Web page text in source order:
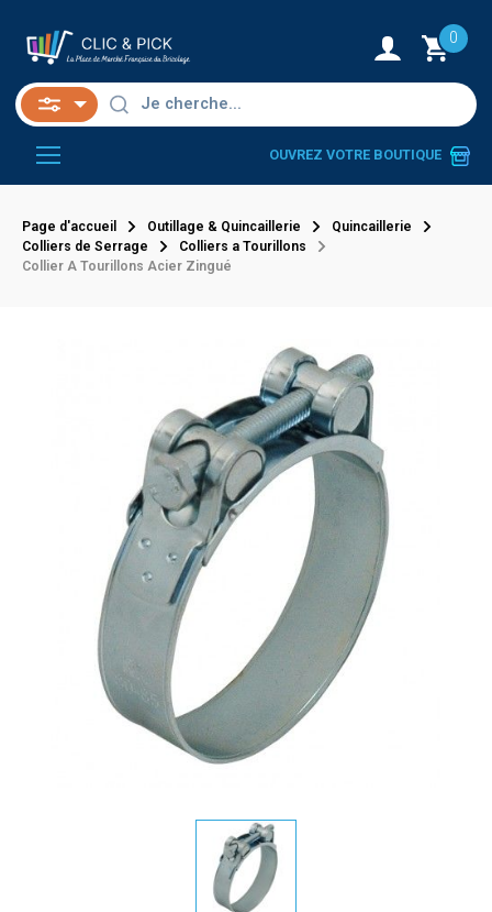
0
OUVREZ VOTRE BOUTIQUE
Page d'accueil Outillage & Quincaillerie
Quincaillerie
Colliers de Serrage
Colliers a Tourillons
Collier A Tourillons Acier Zingué